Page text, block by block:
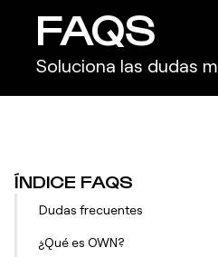
FAQS
Soluciona las dudas
ÍNDICE FAQS
Dudas frecuentes
¿Qué es OWN?